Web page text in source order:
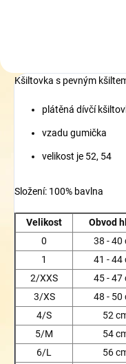
Kšiltovka s pevným
plátěná dívčí
vzadu gumička
velikost je 52, 54
Složení: 100% bavlna
Velikost Obvod
0
38 - 40
1
41 - 44
2/XXS
45 - 47
3/XS
48 - 50
4/S
52
5/M
54
6/L
56